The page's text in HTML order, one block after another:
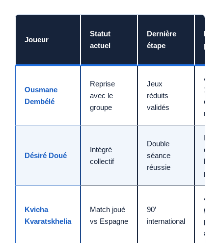
Joueur
Statut
actuel
Dernière
étape
Rôle
Ousmane
Dembélé
Reprise
avec le
groupe
Jeux
réduits
validés
1v1
Désiré Doué
Intégré
collectif
Double
séance
réussie
Kvicha
Kvaratskhelia
Match joué
vs Espagne
90’
international
Ailier
axe-